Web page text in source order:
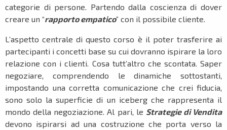
categorie di persone. Partendo dalla coscienza di dover
creare un “rapporto empatico” con il possibile cliente.
L’aspetto centrale di questo corso è il poter trasferire ai
partecipanti i concetti base su cui dovranno ispirare la loro
relazione con i clienti. Cosa tutt’altro che scontata. Saper
negoziare, comprendendo le dinamiche sottostanti,
impostando una corretta comunicazione che crei fiducia,
sono solo la superficie di un iceberg che rappresenta il
mondo della negoziazione. Al pari, le Strategie di Vendita
devono ispirarsi ad una costruzione che porta verso la